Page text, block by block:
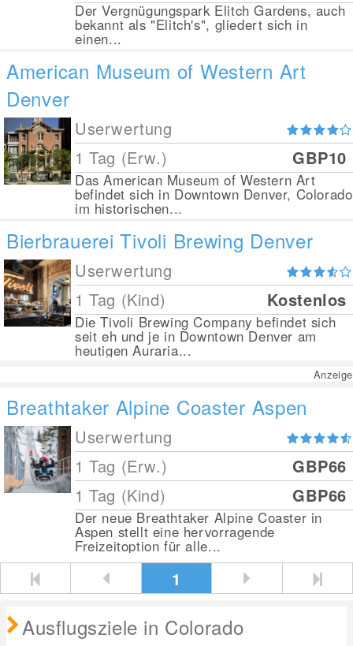
Der Vergnügungspark Elitch Gardens, auch
bekannt als "Elitch's", gliedert sich in
einen...
American Museum of Western Art
Denver
Userwertung
1 Tag (Erw.)
GBP10
Das American Museum of Western Art
befindet sich in Downtown Denver, Colorado
im historischen...
Bierbrauerei Tivoli Brewing Denver
Userwertung
1 Tag (Kind)
Kostenlos
Die Tivoli Brewing Company befindet sich
seit eh und je in Downtown Denver am
heutigen Auraria...
Anzeige
Breathtaker Alpine Coaster Aspen
Userwertung
1 Tag (Erw.)
GBP66
1 Tag (Kind)
GBP66
Der neue Breathtaker Alpine Coaster in
Aspen stellt eine hervorragende
Freizeitoption für alle...
1
Ausflugsziele in Colorado